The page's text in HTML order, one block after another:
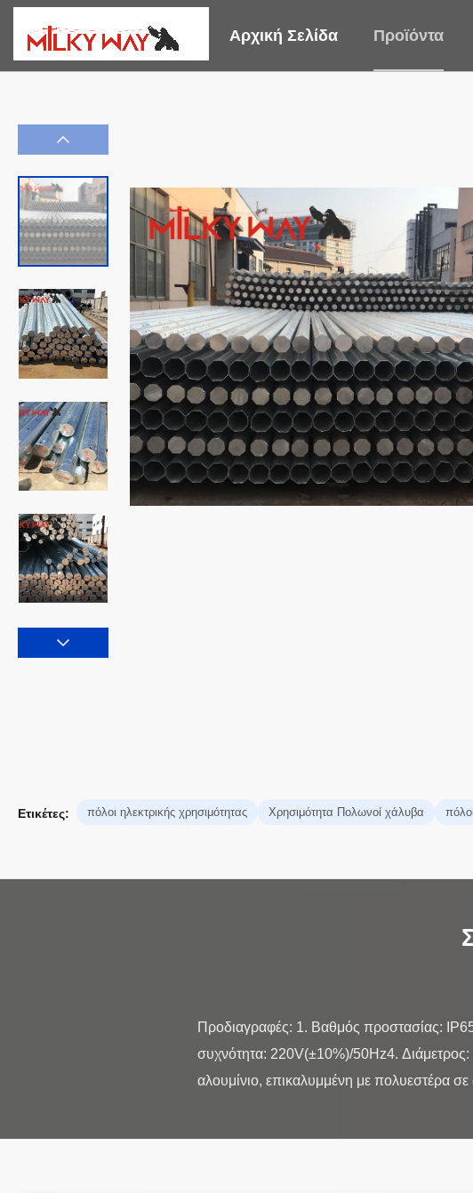
Αρχική Σελίδα Προϊόντα
Ετικέτες: πόλοι ηλεκτρικής χρησιμότητας Χρησιμότητα Πολωνοί χάλυβα
Προδιαγραφές: 1. Βαθμός προστασίας:
συχνότητα: 220V(±10%)/50Hz4.